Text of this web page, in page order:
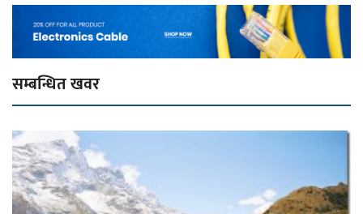
सम्बन्धित खवर